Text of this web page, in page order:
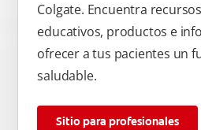
Colgate. Encuentra
educativos, productos e
ofrecer a tus pacientes un
saludable.
Sitio para profesionales